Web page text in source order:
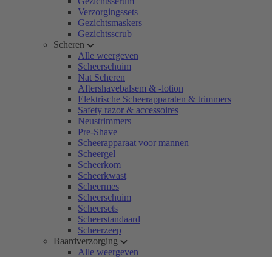
Verzorgingssets
Gezichtsmaskers
Gezichtsscrub
Scheren
Alle weergeven
Scheerschuim
Nat Scheren
Aftershavebalsem & -lotion
Elektrische Scheerapparaten & trimmers
Safety razor & accessoires
Neustrimmers
Pre-Shave
Scheerapparaat voor mannen
Scheergel
Scheerkom
Scheerkwast
Scheermes
Scheerschuim
Scheersets
Scheerstandaard
Scheerzeep
Baardverzorging
Alle weergeven